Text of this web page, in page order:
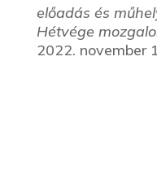
előadás és
Hétvége
2022. november